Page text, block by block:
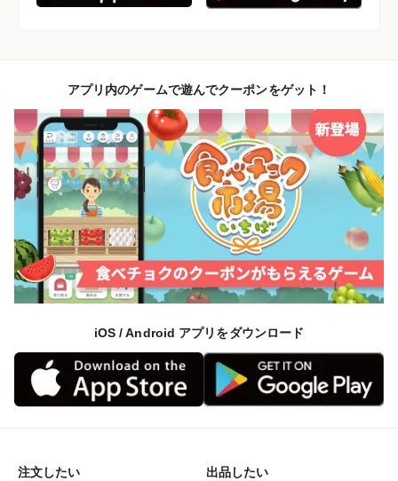
アプリ内のゲームで遊んでクーポンをゲット！
iOS / Android アプリをダウンロード
注文したい 出品したい